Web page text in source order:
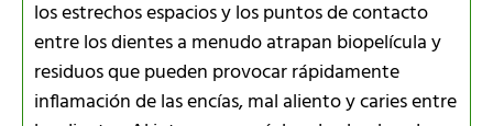
los estrechos espacios y los puntos de contacto
entre los dientes a menudo atrapan biopelícula y
residuos que pueden provocar rápidamente
inflamación de las encías, mal aliento y caries entre